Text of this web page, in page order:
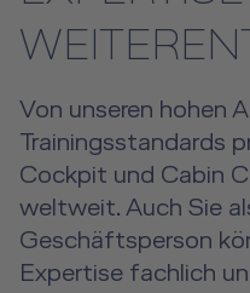
Event Locations
Workshop Locations
A2B Business
Future Competence
Karriere
Kontakt
DE | EN
Von unseren hohen
Trainingsstandards
Cockpit und Cabin
weltweit. Auch Sie
Geschäftsperson
Expertise fachlich